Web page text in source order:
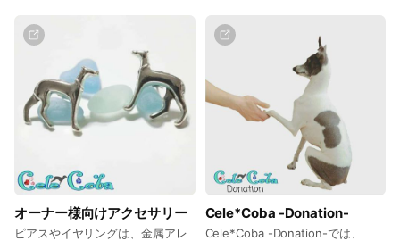
ト部分も軽量に作っておりますの
で、365日、家の中でもおでかけ
先でも、負担なくつけられるチョ
ーカーです。可愛い犬種シルエッ
ト付♪
ン雑貨シリーズ。
オーナー様向けアクセサリー
ピアスやイヤリングは、金属アレ
Cele*Coba -Donation-
Cele*Coba -Donation-では、